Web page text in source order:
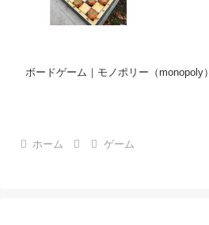
ボードゲーム｜モノポリー（monopoly）
ホーム ゲーム